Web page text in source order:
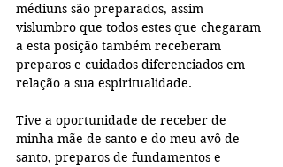
médiuns são preparados, assim
vislumbro que todos estes que chegaram
a esta posição também receberam
preparos e cuidados diferenciados em
relação a sua espiritualidade.
Tive a oportunidade de receber de
minha mãe de santo e do meu avô de
santo, preparos de fundamentos e